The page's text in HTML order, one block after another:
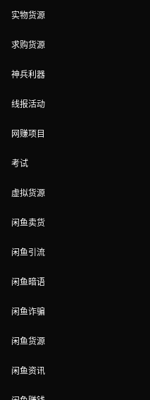
实物货源
求购货源
神兵利器
线报活动
网赚项目
考试
虚拟货源
闲鱼卖货
闲鱼引流
闲鱼暗语
闲鱼诈骗
闲鱼货源
闲鱼资讯